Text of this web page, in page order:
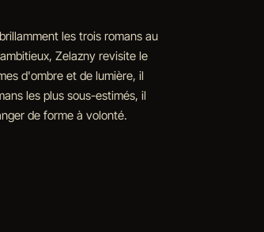
les trois romans au
Zelazny revisite le
d'ombre et de lumière, il
les plus sous-estimés, il
de forme à volonté.